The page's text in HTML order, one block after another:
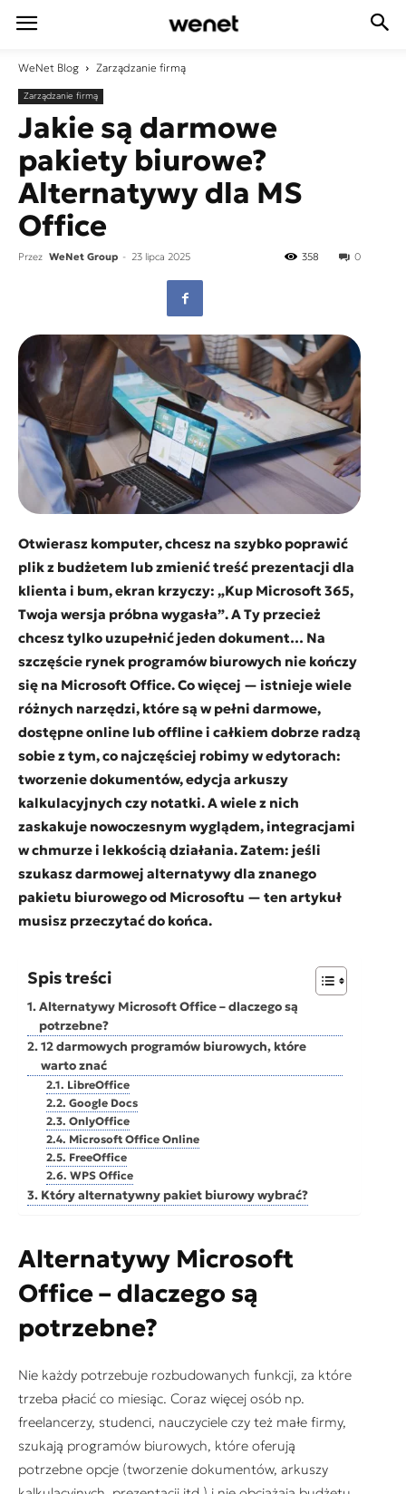
WeNet Blog Zarządzanie firmą
Zarządzanie firmą
Jakie są darmowe
pakiety biurowe?
Alternatywy dla MS
Office
Przez WeNet Group - 23 lipca 2025 0
358
Otwierasz komputer, chcesz na szybko poprawić
plik z budżetem lub zmienić treść prezentacji dla
klienta i bum, ekran krzyczy: „Kup Microsoft 365,
Twoja wersja próbna wygasła”. A Ty przecież
chcesz tylko uzupełnić jeden dokument… Na
szczęście rynek programów biurowych nie kończy
się na Microsoft Office. Co więcej — istnieje wiele
różnych narzędzi, które są w pełni darmowe,
dostępne online lub offline i całkiem dobrze radzą
sobie z tym, co najczęściej robimy w edytorach:
tworzenie dokumentów, edycja arkuszy
kalkulacyjnych czy notatki. A wiele z nich
zaskakuje nowoczesnym wyglądem, integracjami
w chmurze i lekkością działania. Zatem: jeśli
szukasz darmowej alternatywy dla znanego
pakietu biurowego od Microsoftu — ten artykuł
musisz przeczytać do końca.
Spis treści
Alternatywy Microsoft Office – dlaczego są
potrzebne?
12 darmowych programów biurowych, które
warto znać
LibreOffice
Google Docs
OnlyOffice
Microsoft Office Online
FreeOffice
WPS Office
Który alternatywny pakiet biurowy wybrać?
Alternatywy Microsoft
Office – dlaczego są
potrzebne?
Nie każdy potrzebuje rozbudowanych funkcji, za które
trzeba płacić co miesiąc. Coraz więcej osób np.
freelancerzy, studenci, nauczyciele czy też małe firmy,
szukają programów biurowych, które oferują
potrzebne opcje (tworzenie dokumentów, arkuszy